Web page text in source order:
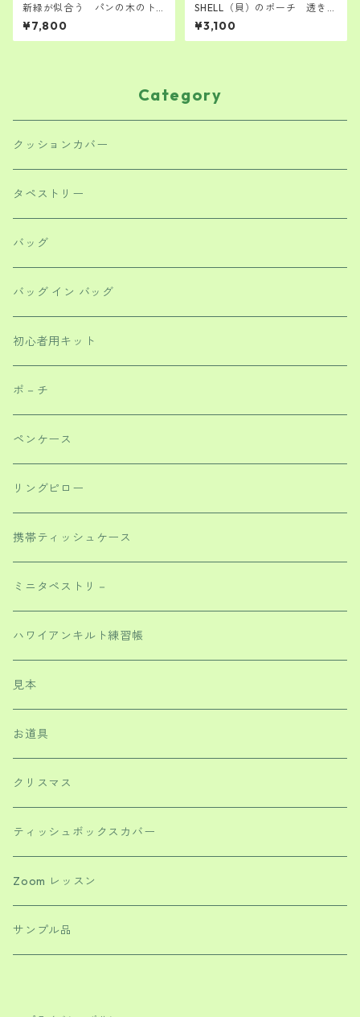
新緑が似合う パンの木のト
ートバッグ 肩掛けできま
す ハワイアンキルト キッ
ト 中級者さん向け
¥7,800
SHELL（貝）のポーチ 透き通
ったブルーの色もすてき ハ
ワイアンキルト キット 初
級者さんから
¥3,100
Category
クッションカバー
タペストリー
バッグ
バッグ イン バッグ
初心者用キット
ポ－チ
ペンケース
リングピロー
携帯ティッシュケース
ミニタペストリ－
ハワイアンキルト練習帳
見本
お道具
クリスマス
ティッシュボックスカバー
Zoom レッスン
サンプル品